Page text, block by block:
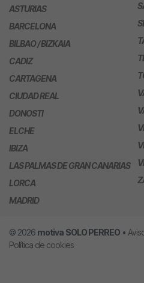
ASTURIAS
BARCELONA
BILBAO / BIZKAIA
CADIZ
CARTAGENA
CIUDAD REAL
DONOSTI
ELCHE
IBIZA
LAS PALMAS DE GRAN CANARIAS
LORCA
MADRID
© 2026 motiva SOLO PERREO •
Política de cookies